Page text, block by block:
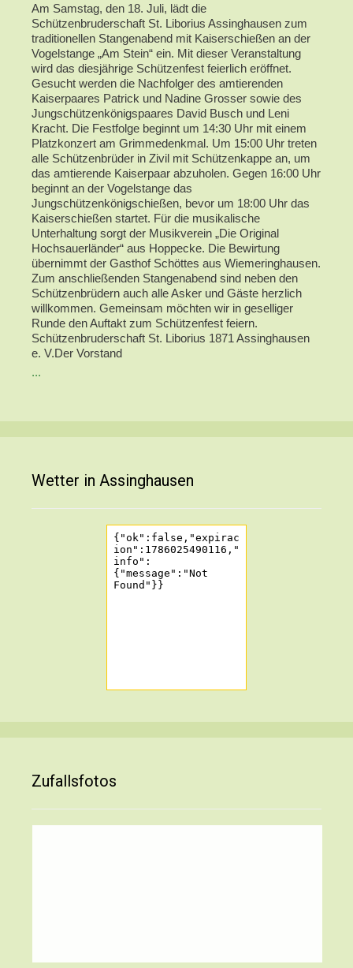
Am Samstag, den 18. Juli, lädt die
Schützenbruderschaft St. Liborius Assinghausen zum
traditionellen Stangenabend mit Kaiserschießen an der
Vogelstange „Am Stein“ ein. Mit dieser Veranstaltung
wird das diesjährige Schützenfest feierlich eröffnet.
Gesucht werden die Nachfolger des amtierenden
Kaiserpaares Patrick und Nadine Grosser sowie des
Jungschützenkönigspaares David Busch und Leni
Kracht. Die Festfolge beginnt um 14:30 Uhr mit einem
Platzkonzert am Grimmedenkmal. Um 15:00 Uhr treten
alle Schützenbrüder in Zivil mit Schützenkappe an, um
das amtierende Kaiserpaar abzuholen. Gegen 16:00 Uhr
beginnt an der Vogelstange das
Jungschützenkönigschießen, bevor um 18:00 Uhr das
Kaiserschießen startet. Für die musikalische
Unterhaltung sorgt der Musikverein „Die Original
Hochsauerländer“ aus Hoppecke. Die Bewirtung
übernimmt der Gasthof Schöttes aus Wiemeringhausen.
Zum anschließenden Stangenabend sind neben den
Schützenbrüdern auch alle Asker und Gäste herzlich
willkommen. Gemeinsam möchten wir in geselliger
Runde den Auftakt zum Schützenfest feiern.
Schützenbruderschaft St. Liborius 1871 Assinghausen
e. V.Der Vorstand
...
Wetter in Assinghausen
Zufallsfotos